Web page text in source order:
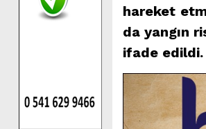
hareket
da yangın
ifade edildi.